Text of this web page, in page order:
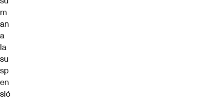
m
an
a
la
su
sp
en
sió